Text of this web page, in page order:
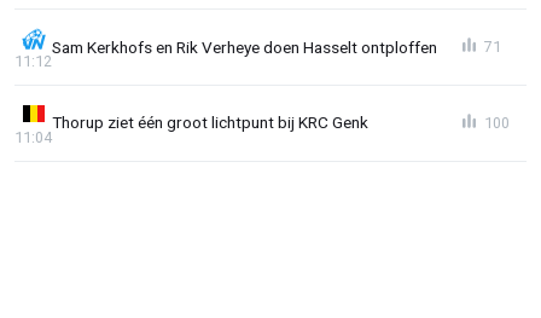
Sam Kerkhofs en Rik Verheye doen Hasselt ontploffen
11:12
71
Thorup ziet één groot lichtpunt bij KRC Genk
11:04
100